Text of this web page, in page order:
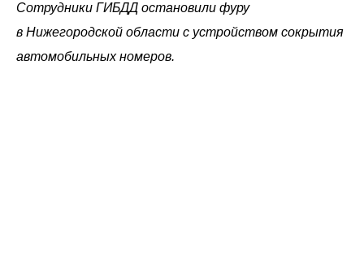
Сотрудники ГИБДД остановили фуру
в Нижегородской области с устройством сокрытия
автомобильных номеров.